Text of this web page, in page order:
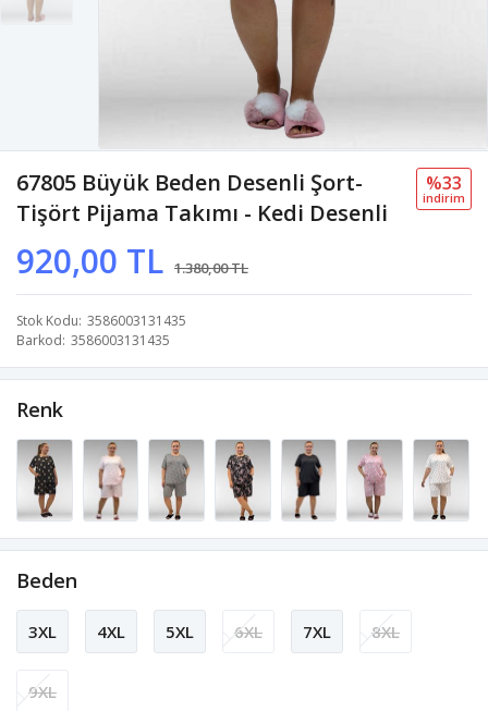
67805 Büyük Beden Desenli Şort-
Tişört Pijama Takımı - Kedi Desenli
920,00 TL 1.380,00 TL
%33
i̇ndi̇ri̇m
Stok Kodu 3586003131435
Barkod 3586003131435
Renk
Beden
3XL 4XL 5XL 6XL 7XL 8XL
9XL